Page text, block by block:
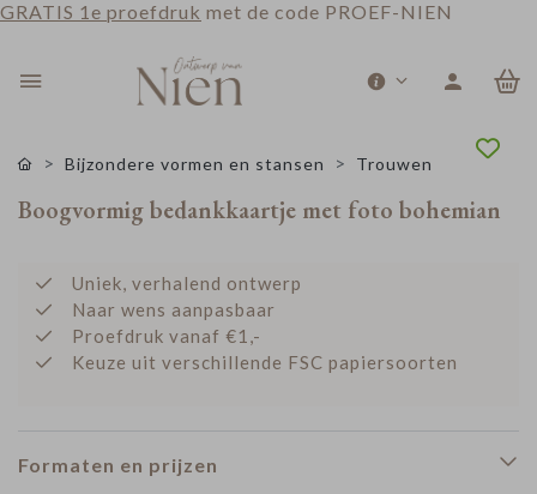
GRATIS 1e proefdruk met de code PROEF-NIEN
Bijzondere vormen en stansen Trouwen
Boogvormig bedankkaartje met foto bohemian
Uniek, verhalend ontwerp
Naar wens aanpasbaar
Proefdruk vanaf €1,-
Keuze uit verschillende FSC papiersoorten
Formaten en prijzen